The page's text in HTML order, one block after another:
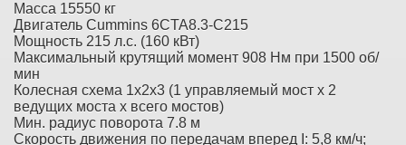
Масса 15550 кг
Двигатель Cummins 6CTA8.3-C215
Мощность 215 л.с. (160 кВт)
Максимальный крутящий момент 908 Нм при 1500 об/
мин
Колесная схема 1х2х3 (1 управляемый мост х 2
ведущих моста х всего мостов)
Мин. радиус поворота 7.8 м
Скорость движения по передачам вперед I: 5,8 км/ч;